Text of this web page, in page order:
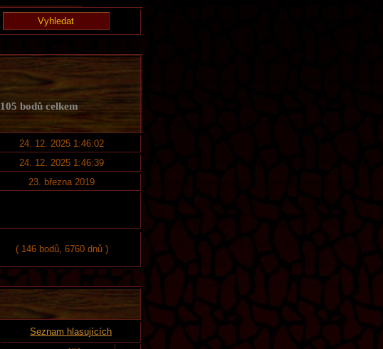
105 bodů celkem
24. 12. 2025 1:46:02
24. 12. 2025 1:46:39
23. března 2019
( 146 bodů, 6760 dnů )
Seznam hlasujících